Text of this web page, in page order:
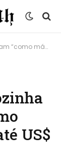
de primavera da Amazon
US$